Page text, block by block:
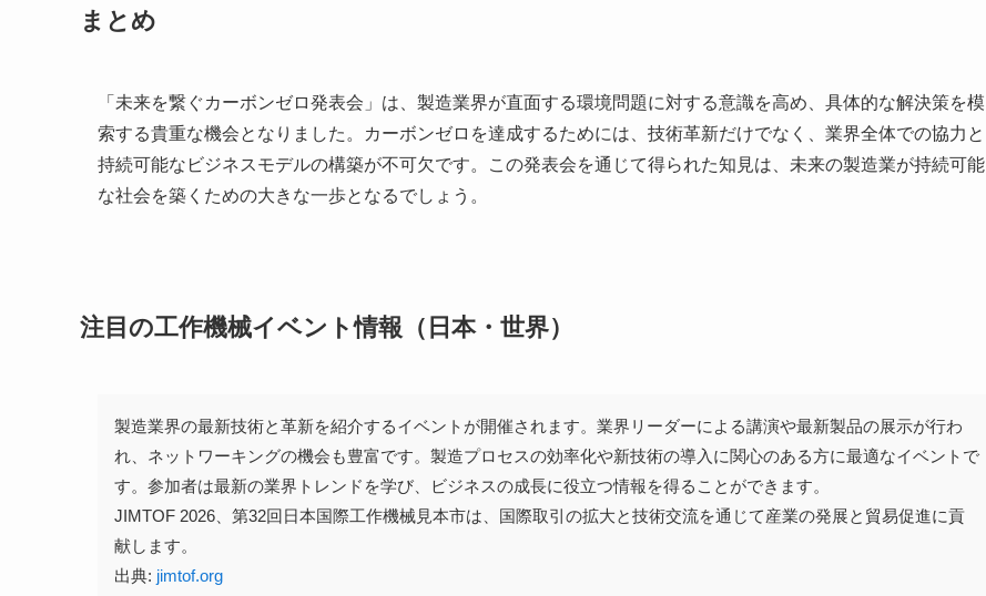
まとめ
「未来を繋ぐカーボンゼロ発表会」は、製造業界が直面する環境問題に対する意識を高め、具体的な解決策を模
索する貴重な機会となりました。カーボンゼロを達成するためには、技術革新だけでなく、業界全体での協力と
持続可能なビジネスモデルの構築が不可欠です。この発表会を通じて得られた知見は、未来の製造業が持続可能
な社会を築くための大きな一歩となるでしょう。
注目の工作機械イベント情報（日本・世界）
製造業界の最新技術と革新を紹介するイベントが開催されます。業界リーダーによる講演や最新製品の展示が行わ
れ、ネットワーキングの機会も豊富です。製造プロセスの効率化や新技術の導入に関心のある方に最適なイベントで
す。参加者は最新の業界トレンドを学び、ビジネスの成長に役立つ情報を得ることができます。
JIMTOF 2026、第32回日本国際工作機械見本市は、国際取引の拡大と技術交流を通じて産業の発展と貿易促進に貢
献します。
出典: jimtof.org